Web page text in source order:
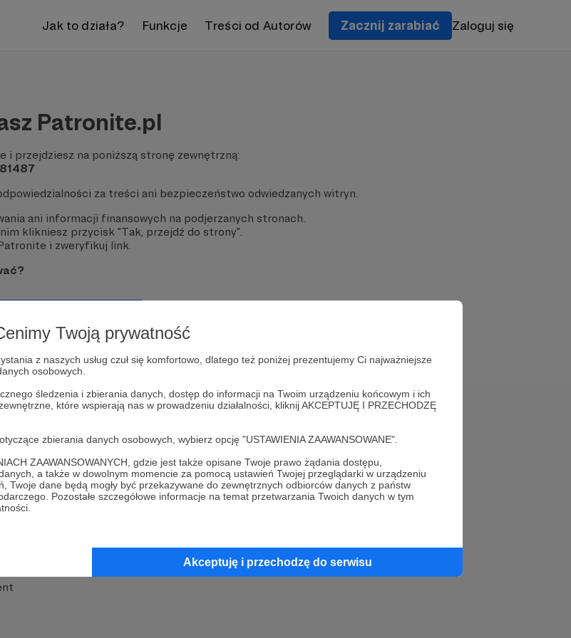
Twoją prywatność
z naszych usług czuł się komfortowo, dlatego też poniżej prezentujemy Ci najważniejsze
osobowych.
śledzenia i zbierania danych, dostęp do informacji na Twoim urządzeniu końcowym i ich
które wspierają nas w prowadzeniu działalności, kliknij AKCEPTUJĘ I PRZECHODZĘ
zbierania danych osobowych, wybierz opcję "USTAWIENIA ZAAWANSOWANE".
ZAAWANSOWANYCH, gdzie jest także opisane Twoje prawo żądania dostępu,
a także w dowolnym momencie za pomocą ustawień Twojej przeglądarki w urządzeniu
Twoje dane będą mogły być przekazywane do zewnętrznych odbiorców danych z państw
Pozostałe szczegółowe informacje na temat przetwarzania Twoich danych w tym
Akceptuję i przechodzę do serwisu
Jak to działa? Funkcje Treści od Autorów Zacznij zarabiać Zaloguj się
Patronite.pl
i przejdziesz na poniższą stronę zewnętrzną:
za treści ani bezpieczeństwo odwiedzanych witryn.
ani informacji finansowych na podjerzanych stronach.
klikniesz przycisk "Tak, przejdź do strony".
i zweryfikuj link.
MCN Patronite
Suppi.pl
FAQ
Kontakt z zespołem Patronite